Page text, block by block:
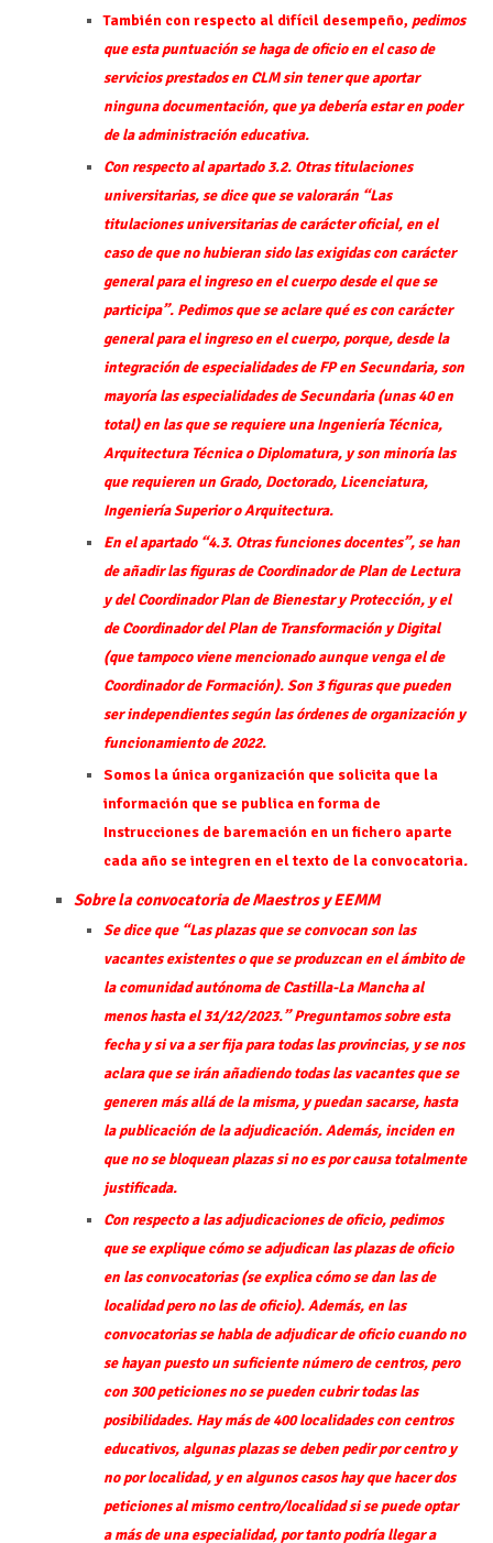
También con respecto al difícil desempeño,pedimos
que esta puntuación se haga de oficio en el caso de
servicios prestados en CLM sin tener que aportar
ninguna documentación, que ya debería estar en poder
de la administración educativa.
Con respecto al apartado 3.2. Otras titulaciones
universitarias, se dice que se valorarán “Las
titulaciones universitarias de carácter oficial, en el
caso de que no hubieran sido las exigidas con carácter
general para el ingreso en el cuerpo desde el que se
participa”. Pedimos que se aclare qué es con carácter
general para el ingreso en el cuerpo, porque, desde la
integración de especialidades de FP en Secundaria, son
mayoría las especialidades de Secundaria (unas 40 en
total) en las que se requiere una Ingeniería Técnica,
Arquitectura Técnica o Diplomatura, y son minoría las
que requieren un Grado, Doctorado, Licenciatura,
Ingeniería Superior o Arquitectura.
En el apartado “4.3. Otras funciones docentes”, se han
de añadir las figuras de Coordinador de Plan de Lectura
y del Coordinador Plan de Bienestar y Protección, y el
de Coordinador del Plan de Transformación y Digital
(que tampoco viene mencionado aunque venga el de
Coordinador de Formación). Son 3 figuras que pueden
ser independientes según las órdenes de organización y
funcionamiento de 2022.
Somos la única organización que solicita que la
información que se publica en forma de
Instrucciones de baremación en un fichero aparte
cada año se integren en el texto de la convocatoria.
Sobre la convocatoria de Maestros y EEMM
Se dice que “Las plazas que se convocan son las
vacantes existentes o que se produzcan en el ámbito de
la comunidad autónoma de Castilla-La Mancha al
menos hasta el 31/12/2023.” Preguntamos sobre esta
fecha y si va a ser fija para todas las provincias, y se nos
aclara que se irán añadiendo todas las vacantes que se
generen más allá de la misma, y puedan sacarse, hasta
la publicación de la adjudicación. Además, inciden en
que no se bloquean plazas si no es por causa totalmente
justificada.
Con respecto a las adjudicaciones de oficio, pedimos
que se explique cómo se adjudican las plazas de oficio
en las convocatorias (se explica cómo se dan las de
localidad pero no las de oficio). Además, en las
convocatorias se habla de adjudicar de oficio cuando no
se hayan puesto un suficiente número de centros, pero
con 300 peticiones no se pueden cubrir todas las
posibilidades. Hay más de 400 localidades con centros
educativos, algunas plazas se deben pedir por centro y
no por localidad, y en algunos casos hay que hacer dos
peticiones al mismo centro/localidad si se puede optar
a más de una especialidad, por tanto podría llegar a